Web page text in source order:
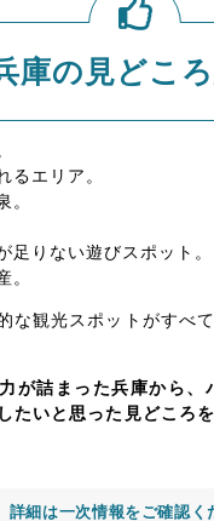
庫の見どこ
るエリア。
。
足りない遊びスポット。
。
な観光スポットがすべ
が詰まった兵庫から
たいと思った見どころ
詳細は一次情報をご確認く